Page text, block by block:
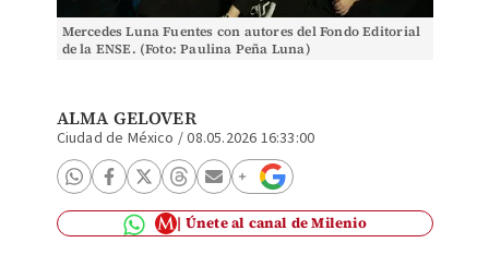
Mercedes Luna Fuentes con autores del Fondo Editorial
de la ENSE. (Foto: Paulina Peña Luna)
ALMA GELOVER
Ciudad de México /08.05.2026 16:33:00
Únete al canal de Milenio